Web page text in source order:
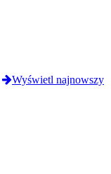
Wyświetl najnowszy